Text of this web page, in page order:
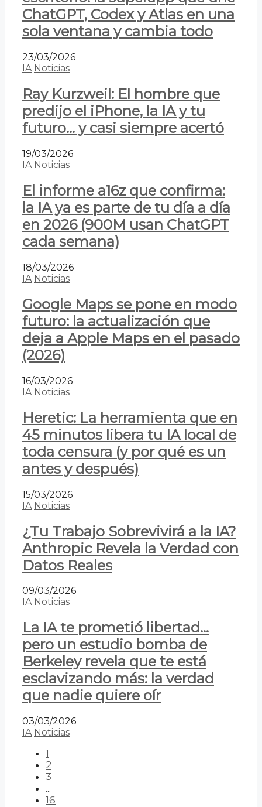
ChatGPT, Codex y Atlas en una
sola ventana y cambia todo
23/03/2026
IA Noticias
Ray Kurzweil: El hombre que
predijo el iPhone, la IA y tu
futuro… y casi siempre acertó
19/03/2026
IA Noticias
El informe a16z que confirma:
la IA ya es parte de tu día a día
en 2026 (900M usan ChatGPT
cada semana)
18/03/2026
IA Noticias
Google Maps se pone en modo
futuro: la actualización que
deja a Apple Maps en el pasado
(2026)
16/03/2026
IA Noticias
Heretic: La herramienta que en
45 minutos libera tu IA local de
toda censura (y por qué es un
antes y después)
15/03/2026
IA Noticias
¿Tu Trabajo Sobrevivirá a la IA?
Anthropic Revela la Verdad con
Datos Reales
09/03/2026
IA Noticias
La IA te prometió libertad…
pero un estudio bomba de
Berkeley revela que te está
esclavizando más: la verdad
que nadie quiere oír
03/03/2026
IA Noticias
1
2
3
...
16